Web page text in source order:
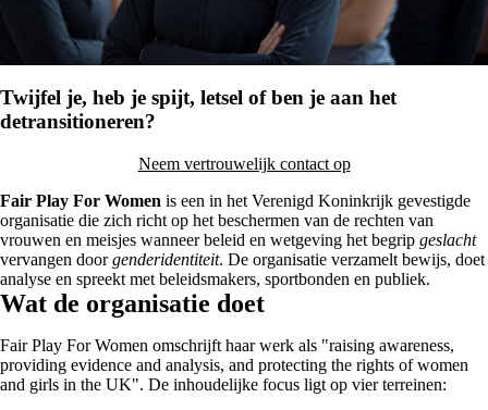
Twijfel je, heb je spijt, letsel of ben je aan het
detransitioneren?
Neem vertrouwelijk contact op
Fair Play For Women is een in het Verenigd Koninkrijk gevestigde
organisatie die zich richt op het beschermen van de rechten van
vrouwen en meisjes wanneer beleid en wetgeving het begrip geslacht
vervangen doorgenderidentiteit. De organisatie verzamelt bewijs, doet
analyse en spreekt met beleidsmakers, sportbonden en publiek.
Wat de organisatie doet
Fair Play For Women omschrijft haar werk als "raising awareness,
providing evidence and analysis, and protecting the rights of women
and girls in the UK". De inhoudelijke focus ligt op vier terreinen: